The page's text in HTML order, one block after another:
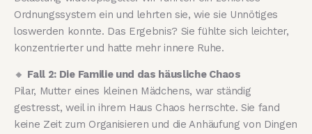
Ordnungssystem ein und lehrten sie, wie sie Unnötiges
loswerden konnte. Das Ergebnis? Sie fühlte sich leichter,
konzentrierter und hatte mehr innere Ruhe.
🔸 Fall 2: Die Familie und das häusliche Chaos
Pilar, Mutter eines kleinen Mädchens, war ständig
gestresst, weil in ihrem Haus Chaos herrschte. Sie fand
keine Zeit zum Organisieren und die Anhäufung von Dingen